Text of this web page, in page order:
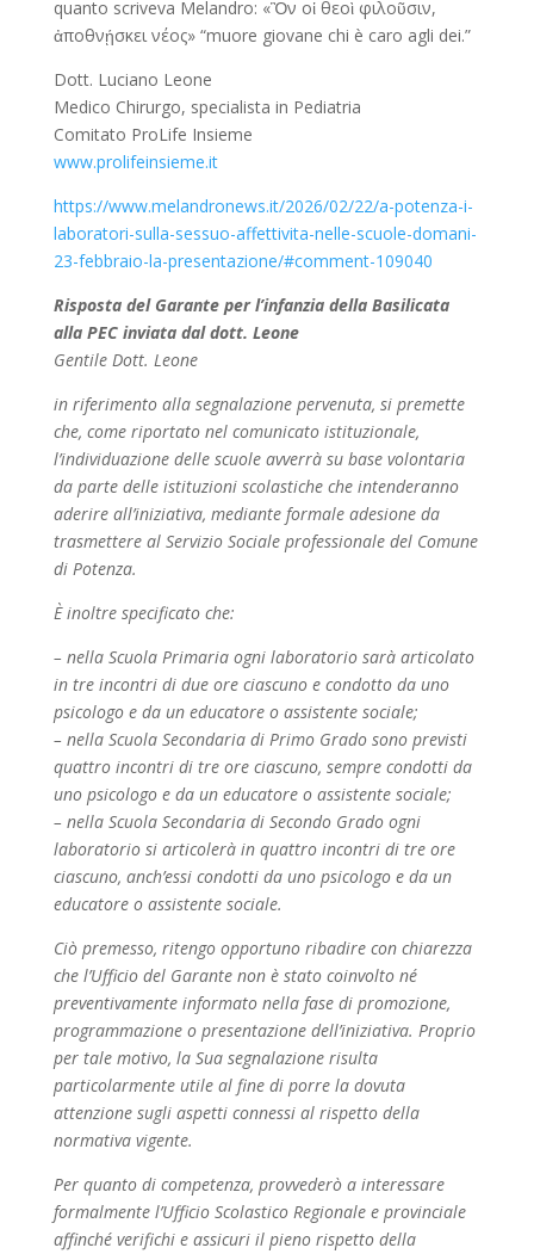
quanto scriveva Melandro: «Ὃν οἱ θεοὶ φιλοῦσιν,
ἀποθνῄσκει νέος» “muore giovane chi è caro agli dei.”
Dott. Luciano Leone
Medico Chirurgo, specialista in Pediatria
Comitato ProLife Insieme
www.prolifeinsieme.it
https://www.melandronews.it/2026/02/22/a-potenza-i-
laboratori-sulla-sessuo-affettivita-nelle-scuole-domani-
23-febbraio-la-presentazione/#comment-109040
Risposta del Garante per l’infanzia della Basilicata
alla PEC inviata dal dott. Leone
Gentile Dott. Leone
in riferimento alla segnalazione pervenuta, si premette
che, come riportato nel comunicato istituzionale,
l’individuazione delle scuole avverrà su base volontaria
da parte delle istituzioni scolastiche che intenderanno
aderire all’iniziativa, mediante formale adesione da
trasmettere al Servizio Sociale professionale del Comune
di Potenza.
È inoltre specificato che:
– nella Scuola Primaria ogni laboratorio sarà articolato
in tre incontri di due ore ciascuno e condotto da uno
psicologo e da un educatore o assistente sociale;
– nella Scuola Secondaria di Primo Grado sono previsti
quattro incontri di tre ore ciascuno, sempre condotti da
uno psicologo e da un educatore o assistente sociale;
– nella Scuola Secondaria di Secondo Grado ogni
laboratorio si articolerà in quattro incontri di tre ore
ciascuno, anch’essi condotti da uno psicologo e da un
educatore o assistente sociale.
Ciò premesso, ritengo opportuno ribadire con chiarezza
che l’Ufficio del Garante non è stato coinvolto né
preventivamente informato nella fase di promozione,
programmazione o presentazione dell’iniziativa. Proprio
per tale motivo, la Sua segnalazione risulta
particolarmente utile al fine di porre la dovuta
attenzione sugli aspetti connessi al rispetto della
normativa vigente.
Per quanto di competenza, provvederò a interessare
formalmente l’Ufficio Scolastico Regionale e provinciale
affinché verifichi e assicuri il pieno rispetto della